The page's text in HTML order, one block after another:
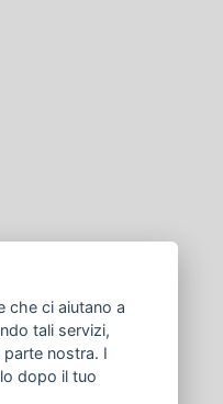
che ci aiutano a
tali servizi,
nostra. I
dopo il tuo